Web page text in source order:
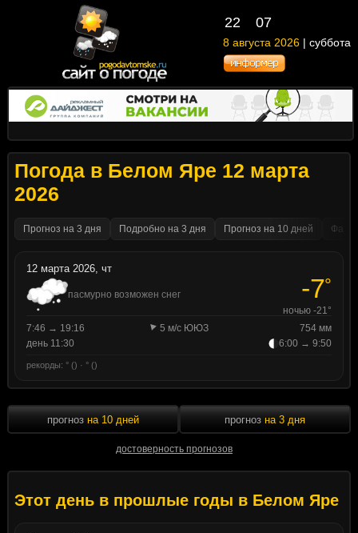
22 07
8 августа 2026 | суббота
Погода в Белом Яре 12 марта
2026
Прогноз на 3 дня Подробно на 3 дня Прогноз на 10 дней
12 марта 2026, чт
пасмурно возможен снег -7°
ночью -21°
7:46 → 19:16
5 м/с ЮЮЗ
754 мм
день 11:30
6:00 → 9:50
рекорды: ° () · ° ()
прогноз на 10 дней
достоверность прогнозов
прогноз на 3 дня
Этот день в прошлые годы в Белом Яре